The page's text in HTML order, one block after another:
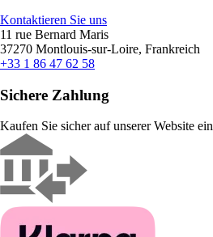
Kontaktieren Sie uns
11 rue Bernard Maris
37270 Montlouis-sur-Loire, Frankreich
+33 1 86 47 62 58
Sichere Zahlung
Kaufen Sie sicher auf unserer Website ein